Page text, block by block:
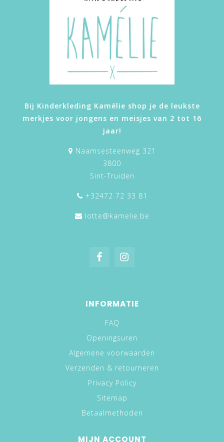
Bij Kinderkleding Kamélie shop je de leukste
merkjes voor jongens en meisjes van 2 tot 16
jaar!
Naamsesteenweg 321
3800
Sint-Truiden
+32472 72 33 81
lotte@kamelie.be
INFORMATIE
FAQ
Openingsuren
Algemene voorwaarden
Verzenden & retourneren
Privacy Policy
Sitemap
Betaalmethoden
MIJN ACCOUNT